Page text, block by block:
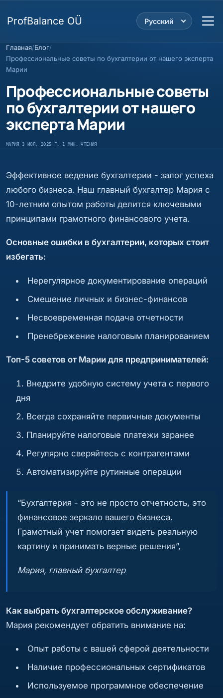
ProfBalance OÜ Русский
Главная/Блог/
Профессиональные советы по бухгалтерии от нашего эксперта
Марии
Профессиональные советы
по бухгалтерии от нашего
эксперта Марии
МАРИЯ ·3 ИЮЛ. 2025 Г. · 1 МИН. ЧТЕНИЯ
Эффективное ведение бухгалтерии - залог успеха
любого бизнеса. Наш главный бухгалтер Мария с
10-летним опытом работы делится ключевыми
принципами грамотного финансового учета.
Основные ошибки в бухгалтерии, которых стоит
избегать:
Нерегулярное документирование операций
Смешение личных и бизнес-финансов
Несвоевременная подача отчетности
Пренебрежение налоговым планированием
Топ-5 советов от Марии для предпринимателей:
Внедрите удобную систему учета с первого
дня
Всегда сохраняйте первичные документы
Планируйте налоговые платежи заранее
Регулярно сверяйтесь с контрагентами
Автоматизируйте рутинные операции
“Бухгалтерия - это не просто отчетность, это
финансовое зеркало вашего бизнеса.
Грамотный учет помогает видеть реальную
картину и принимать верные решения”,
Мария, главный бухгалтер
Как выбрать бухгалтерское обслуживание?
Мария рекомендует обратить внимание на:
Опыт работы с вашей сферой деятельности
Наличие профессиональных сертификатов
Используемое программное обеспечение